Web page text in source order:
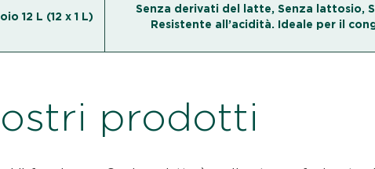
12 L (12 x 1 L)
Senza derivati del latte, Senza lattosio,
Resistente all’acidità. Ideale per il
prodotti